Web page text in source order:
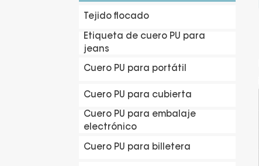
Tejido flocado
Etiqueta de cuero PU para
jeans
Cuero PU para portátil
Cuero PU para cubierta
Cuero PU para embalaje
electrónico
Cuero PU para billetera